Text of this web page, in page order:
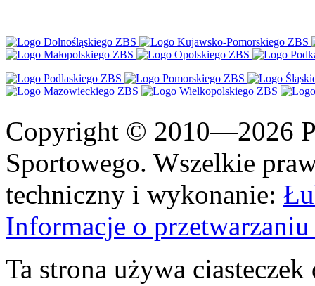
Copyright © 2010—2026
Sportowego. Wszelkie
techniczny i wykonanie:
Informacje o
Ta strona używa